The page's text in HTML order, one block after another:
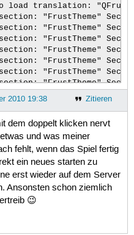
load translation:
"FrustTheme"
"FrustTheme"
"FrustTheme"
"FrustTheme"
"FrustTheme"
"FrustTheme"
"FrustTheme"
"FrustTheme"
"FrustTheme"
"FrustTheme"
"FrustTheme"
"FrustTheme"
"FrustTheme"
./
Zitieren
2010 19:38
dem doppelt klicken nervt
und was meiner
fehlt, wenn das Spiel fertig
ein neues starten zu
erst wieder auf dem Server
Ansonsten schon ziemlich
😉